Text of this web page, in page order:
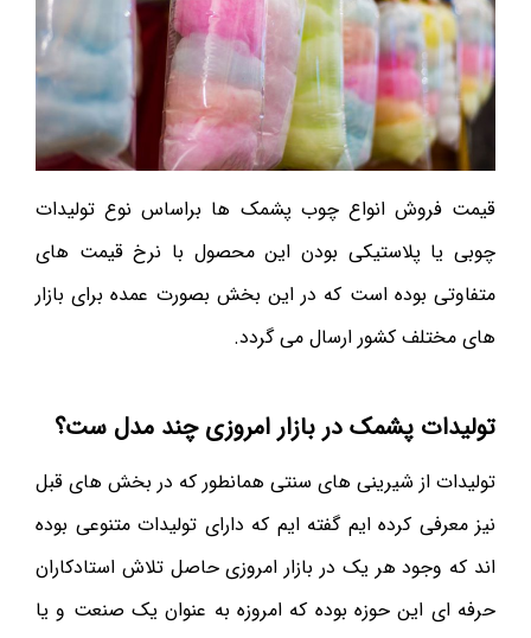
قیمت فروش انواع چوب پشمک ها براساس نوع تولیدات
چوبی یا پلاستیکی بودن این محصول با نرخ قیمت های
متفاوتی بوده است که در این بخش بصورت عمده برای بازار
های مختلف کشور ارسال می گردد.
تولیدات پشمک در بازار امروزی چند مدل ست؟
تولیدات از شیرینی های سنتی همانطور که در بخش های قبل
نیز معرفی کرده ایم گفته ایم که دارای تولیدات متنوعی بوده
اند که وجود هر یک در بازار امروزی حاصل تلاش استادکاران
حرفه ای این حوزه بوده که امروزه به عنوان یک صنعت و یا